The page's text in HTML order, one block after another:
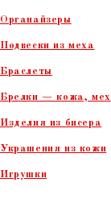
Органайзеры
Подвески из меха
Браслеты
Брелки — кожа, мех
Изделия из бисера
Украшения из кожи
Игрушки